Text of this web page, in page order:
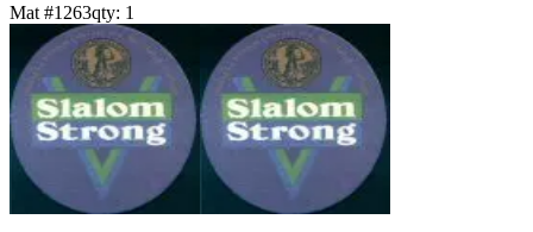
Mat #1263qty: 1